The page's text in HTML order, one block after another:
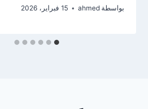
بواسطة ahmed 15 فبراير، 2026